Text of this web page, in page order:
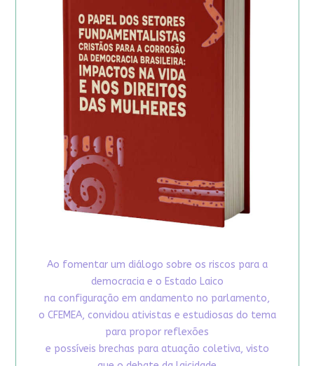
Ao fomentar um diálogo sobre os riscos para a
democracia e o Estado Laico
na configuração em andamento no parlamento,
o CFEMEA, convidou ativistas e estudiosas do tema
para propor reflexões
e possíveis brechas para atuação coletiva, visto